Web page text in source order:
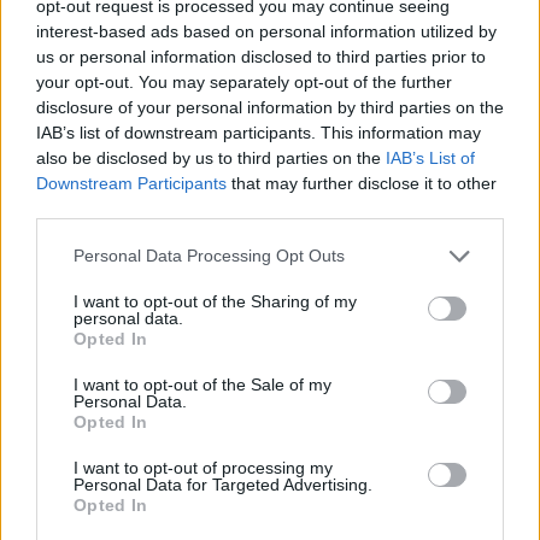
opt-out request is processed you may continue seeing
interest-based ads based on personal information utilized by
us or personal information disclosed to third parties prior to
your opt-out. You may separately opt-out of the further
disclosure of your personal information by third parties on the
IAB’s list of downstream participants. This information may
also be disclosed by us to third parties on the IAB’s List of
Downstream Participants that may further disclose it to other
Personal Data Processing Opt Outs
I want to opt-out of the Sharing of my
personal data.
Opted In
I want to opt-out of the Sale of my
Personal Data.
Opted In
I want to opt-out of processing my
Personal Data for Targeted Advertising.
Opted In
Τον ΑΣΕΕ ΑΜΥΚΛΩΝ Αγροτικό Συνεταιρισμό
Επεξεργασίας Εσπεριδοειδών Αμυκλών Σπάρτης
όπου ο Πρόεδρος κ. Σ. Παπαδάκος έκανε εκτενή
ενημέρωση για τα προβλήματα που
αντιμετωπίζουν οι πορτοκαλοπαραγωγοί στην
καλλιέργεια ,στις συνθήκες και στις προοπτικές
διάθεσης του καρπού.
εκπροσώπους και των δύο συνεταιρισμών είναι
πως ο αγροτικός κόσμος θα οδηγηθεί σε πλήρη
αδυναμία να ανταποκριθεί στις υπερβολικές και
άδικες φορολογικές επιβαρύνσεις που
οδηγώντας πολλούς μικρό- μεσαίους αγρότες
στην απόλυτη οικονομική καταστροφή.